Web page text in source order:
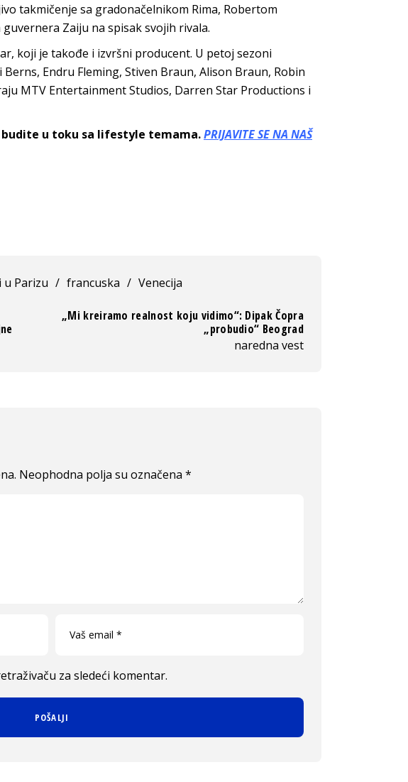
takmičenje sa gradonačelnikom Rima, Robertom
Zaiju na spisak svojih rivala.
koji je takođe i izvršni producent. U petoj sezoni
Endru Fleming, Stiven Braun, Alison Braun, Robin
MTV Entertainment Studios, Darren Star Productions i
budite u toku sa lifestyle temama.PRIJAVITE SE NA NAŠ
u Parizu / francuska / Venecija
„Mi kreiramo realnost koju vidimo“: Dipak Čopra
„probudio“ Beograd
naredna vest
Neophodna polja su označena *
za sledeći komentar.